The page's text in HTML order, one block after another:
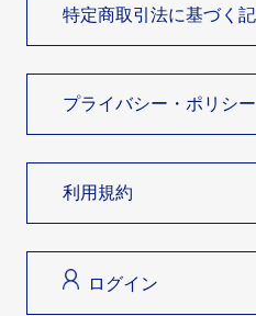
特定商取引法に基づく
プライバシー・ポリシー
利用規約
ログイン